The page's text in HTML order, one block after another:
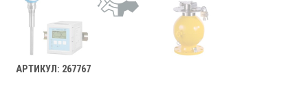
АРТИКУЛ: 267767